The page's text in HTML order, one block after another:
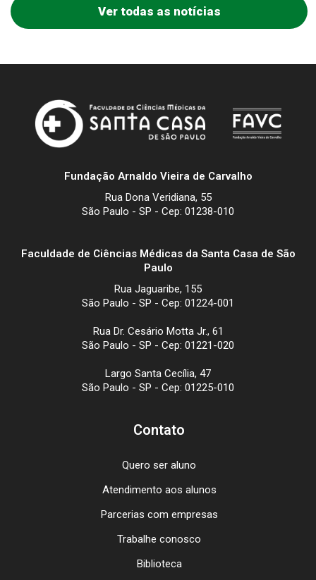
Ver todas as notícias
Fundação Arnaldo Vieira de Carvalho
Rua Dona Veridiana, 55
São Paulo - SP - Cep: 01238-010
Faculdade de Ciências Médicas da Santa Casa de São
Paulo
Rua Jaguaribe, 155
São Paulo - SP - Cep: 01224-001
Rua Dr. Cesário Motta Jr., 61
São Paulo - SP - Cep: 01221-020
Largo Santa Cecília, 47
São Paulo - SP - Cep: 01225-010
Contato
Quero ser aluno
Atendimento aos alunos
Parcerias com empresas
Trabalhe conosco
Biblioteca